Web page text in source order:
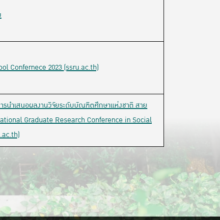
Confernece 2023 (ssru.ac.th)
รนำเสนอผลงานวิจัยระดับบัณฑิตศึกษาแห่งชาติ สาย
Graduate Research Conference in Social